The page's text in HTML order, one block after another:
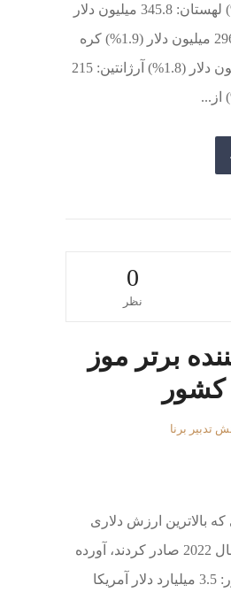
میلیون دلار (3.2%) لهستان: 345.8 میلیون دلار
(2.3%) اسپانیا: 296.5 میلیون دلار (1.9%) کره
جنوبی: 283.9 میلیون دلار (1.8%) آرژانتین: 215
0
نظر
برتر موز
تدبیر برنا
که بالاترین ارزش دلاری
موز را در طول سال 2022 صادر کردند، آورده
شده است. اکوادور: 3.5 میلیارد دلار آمریکا